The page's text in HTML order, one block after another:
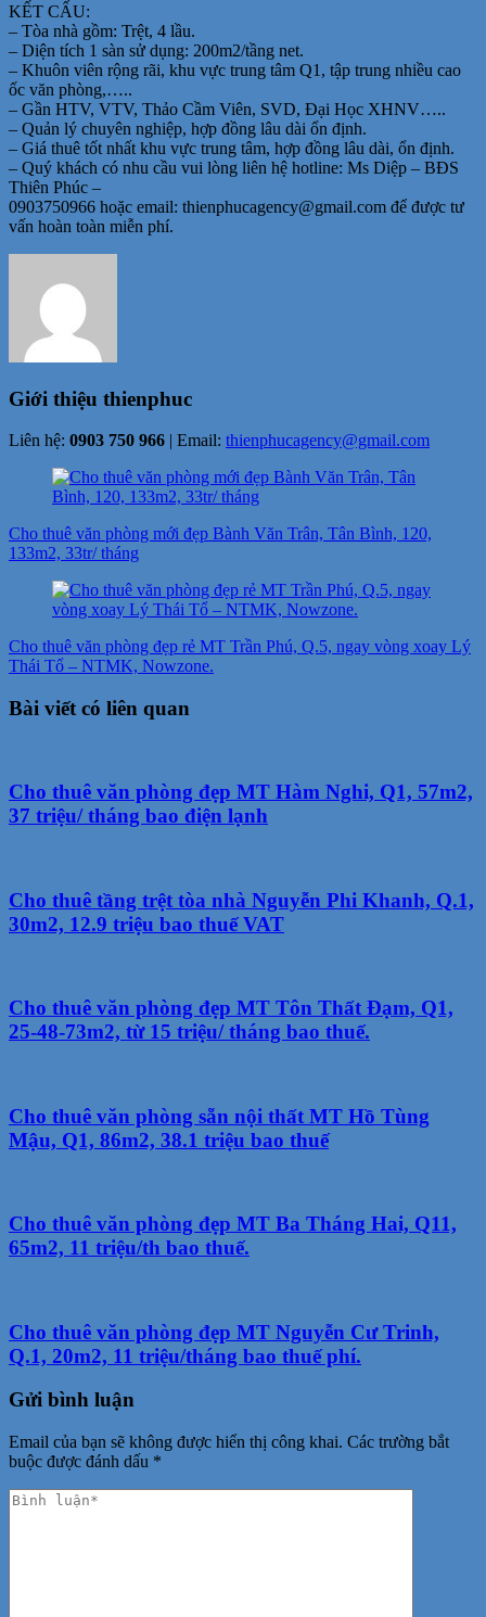
63m2,
32.2
triệu/tháng
thuế
phí
KẾT CẤU:
– Tòa nhà gồm: Trệt, 4 lầu.
– Diện tích 1 sàn sử dụng: 200m2/tầng net.
– Khuôn viên rộng rãi, khu vực trung tâm Q1, tập trung nhiều cao
ốc văn phòng,…..
– Gần HTV, VTV, Thảo Cầm Viên, SVD, Đại Học XHNV…..
– Quản lý chuyên nghiệp, hợp đồng lâu dài ổn định.
– Giá thuê tốt nhất khu vực trung tâm, hợp đồng lâu dài, ổn định.
– Quý khách có nhu cầu vui lòng liên hệ hotline: Ms Diệp – BĐS
Thiên Phúc –
0903750966 hoặc email: thienphucagency@gmail.com để được tư
vấn hoàn toàn miễn phí.
Giới thiệu thienphuc
Liên hệ: 0903 750 966 | Email: thienphucagency@gmail.com
Điều
hướng
bài
viết
Cho thuê văn phòng mới đẹp Bành Văn Trân, Tân Bình, 120,
133m2, 33tr/ tháng
Cho thuê văn phòng đẹp rẻ MT Trần Phú, Q.5, ngay vòng xoay Lý
Thái Tổ – NTMK, Nowzone.
Bài viết có liên quan
Cho thuê văn phòng đẹp MT Hàm Nghi, Q1, 57m2,
37 triệu/ tháng bao điện lạnh
Cho thuê tầng trệt tòa nhà Nguyễn Phi Khanh, Q.1,
30m2, 12.9 triệu bao thuế VAT
Cho thuê văn phòng đẹp MT Tôn Thất Đạm, Q1,
25-48-73m2, từ 15 triệu/ tháng bao thuế.
Cho thuê văn phòng sẵn nội thất MT Hồ Tùng
Mậu, Q1, 86m2, 38.1 triệu bao thuế
Cho thuê văn phòng đẹp MT Ba Tháng Hai, Q11,
65m2, 11 triệu/th bao thuế.
Cho thuê văn phòng đẹp MT Nguyễn Cư Trinh,
Q.1, 20m2, 11 triệu/tháng bao thuế phí.
Gửi bình luận
Email của bạn sẽ không được hiển thị công khai. Các trường bắt
buộc được đánh dấu *
Phản